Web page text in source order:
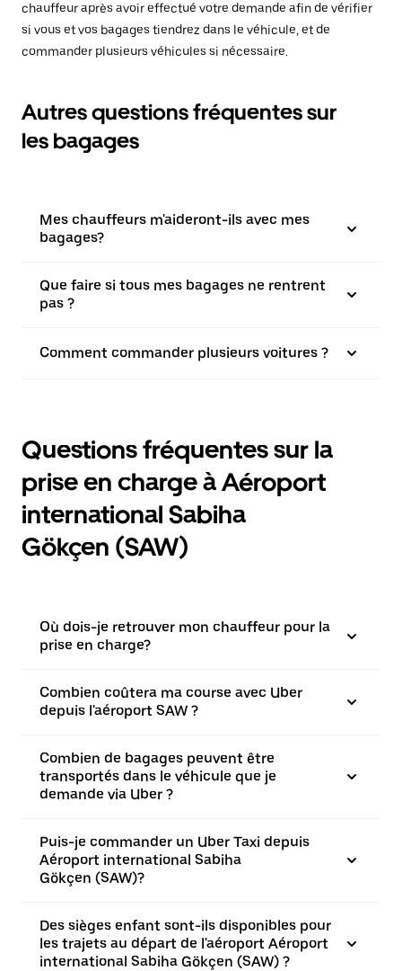
chauffeur après avoir effectué votre demande afin de vérifier
si vous et vos bagages tiendrez dans le véhicule, et de
commander plusieurs véhicules si nécessaire.
Autres questions fréquentes sur
les bagages
Mes chauffeurs m'aideront-ils avec mes
bagages?
Que faire si tous mes bagages ne rentrent
pas ?
Comment commander plusieurs voitures ?
Questions fréquentes sur la
prise en charge à Aéroport
international Sabiha
Gökçen (SAW)
Où dois-je retrouver mon chauffeur pour la
prise en charge?
Combien coûtera ma course avec Uber
depuis l'aéroport SAW ?
Combien de bagages peuvent être
transportés dans le véhicule que je
demande via Uber ?
Puis-je commander un Uber Taxi depuis
Aéroport international Sabiha
Gökçen (SAW)?
Des sièges enfant sont-ils disponibles pour
les trajets au départ de l'aéroport Aéroport
international Sabiha Gökçen (SAW) ?